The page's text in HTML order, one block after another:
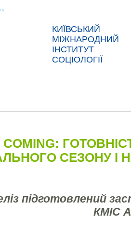
КИЇВСЬКИЙ
МІЖНАРОДНИЙ
ІНСТИТУТ
СОЦІОЛОГІЇ
COMING:
СЕЗОНУ І
підготовлений
КМІС